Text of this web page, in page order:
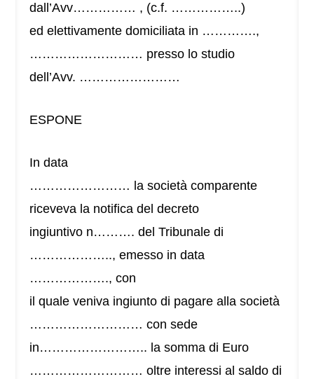
dall’Avv…………… , (c.f. ……………..)
ed elettivamente domiciliata in ………….,
……………………… presso lo studio
dell’Avv. ……………………
ESPONE
In data
…………………… la società comparente
riceveva la notifica del decreto
ingiuntivo n………. del Tribunale di
……………….., emesso in data
………………., con
il quale veniva ingiunto di pagare alla società
……………………… con sede
in…………………….. la somma di Euro
……………………… oltre interessi al saldo di